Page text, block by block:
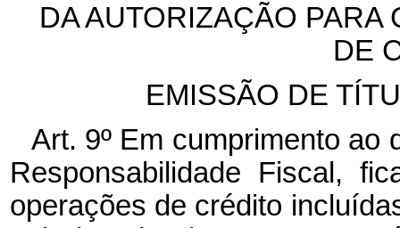
DA AUTORIZAÇÃO
DE
EMISSÃO DE
Art. 9º Em cumprimento ao
Responsabilidade Fiscal,
operações de crédito